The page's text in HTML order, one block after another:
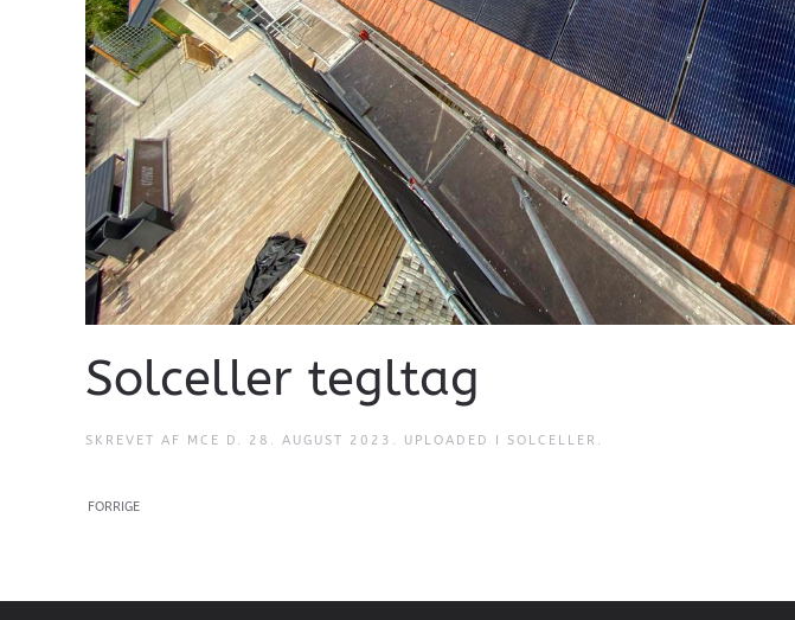
Solceller tegltag
SKREVET AF MCE D. 28. AUGUST 2023 . UPLOADED I SOLCELLER .
FORRIGE